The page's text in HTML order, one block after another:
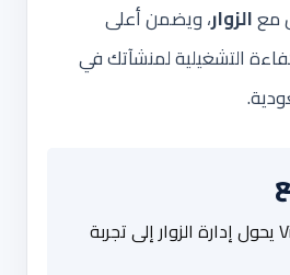
معالزوار، ويضمن أعلى
التشغيلية لمنشآتك في
Visitor Flow يحول إدارة الزوار إلى تجربة